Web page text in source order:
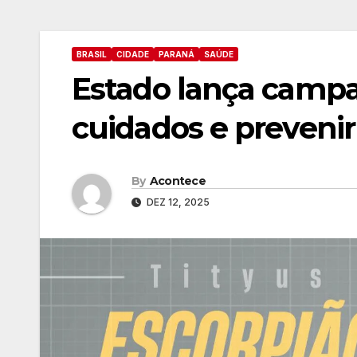
BRASIL CIDADE PARANÁ SAÚDE
Estado lança
cuidados e
By Acontece
DEZ 12, 2025